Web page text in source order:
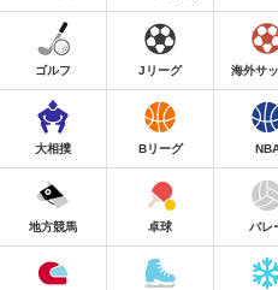
ゴルフ Jリーグ 海外サ
大相撲 Bリーグ
地方競馬 卓球 バレ